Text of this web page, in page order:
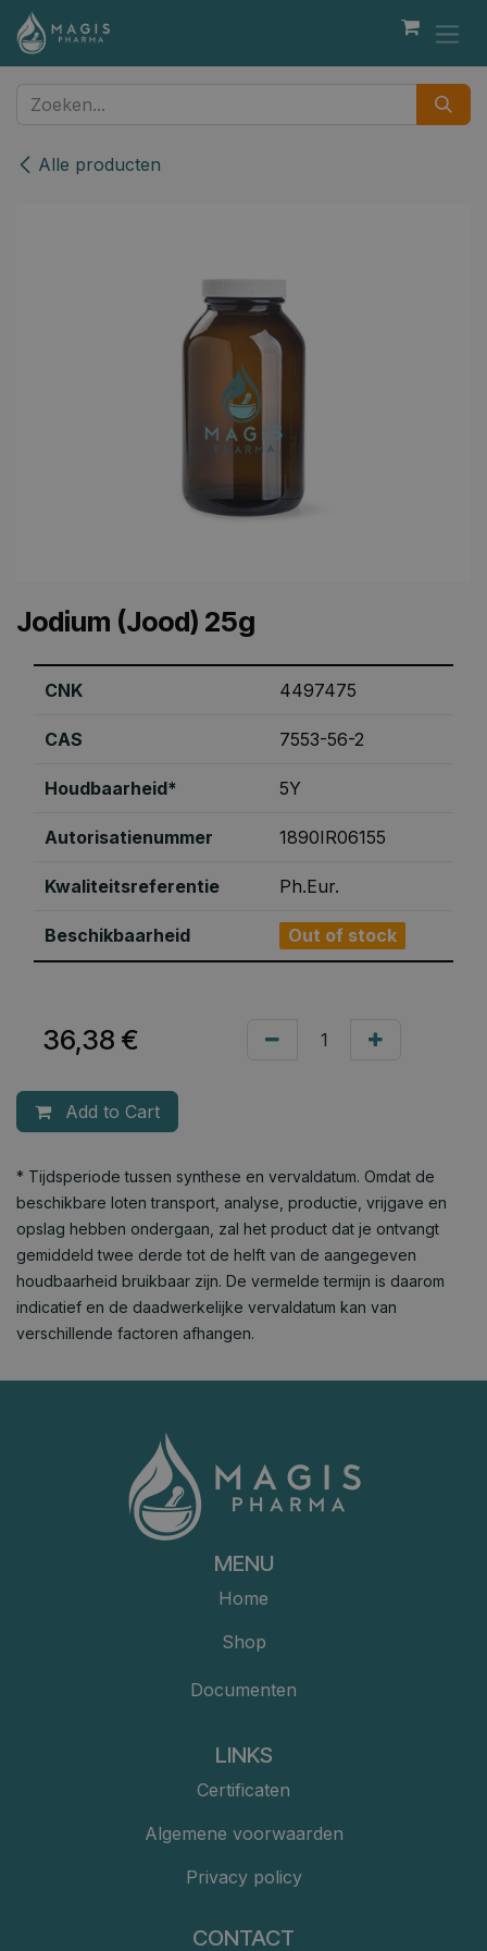
Overslaan naar inhoud
Alle producten
Jodium (Jood) 25g
CNK 4497475
CAS 7553-56-2
Houdbaarheid* 5Y
Autorisatienummer 1890IR06155
Kwaliteitsreferentie Ph.Eur.
Beschikbaarheid Out of stock
36,38 €
Add to Cart
* Tijdsperiode tussen synthese en vervaldatum. Omdat de
beschikbare loten transport, analyse, productie, vrijgave en
opslag hebben ondergaan, zal het product dat je ontvangt
gemiddeld twee derde tot de helft van de aangegeven
houdbaarheid bruikbaar zijn. De vermelde termijn is daarom
indicatief en de daadwerkelijke vervaldatum kan van
verschillende factoren afhangen.
MENU
Home
Shop
Documenten
LINKS
Certificaten
Algemene voorwaarden
Privacy policy
CONTACT